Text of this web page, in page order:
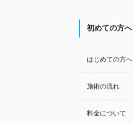
初めての方へ
はじめての方へ
施術の流れ
料金について